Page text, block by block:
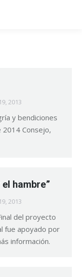
2013
y bendiciones
Consejo,
hambre”
2013
del proyecto
fue apoyado por
información.